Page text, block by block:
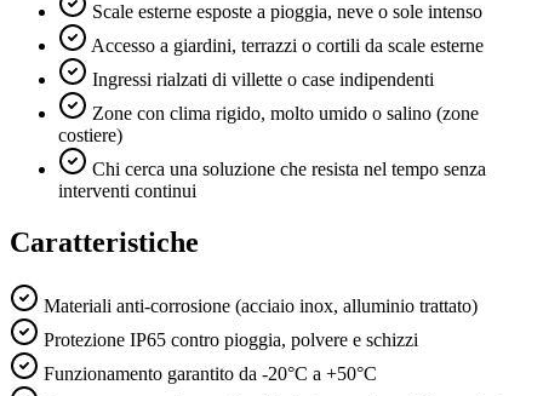
Scale esterne esposte a pioggia, neve o sole intenso
Accesso a giardini, terrazzi o cortili da scale esterne
Ingressi rialzati di villette o case indipendenti
Zone con clima rigido, molto umido o salino (zone
costiere)
Chi cerca una soluzione che resista nel tempo senza
interventi continui
Caratteristiche
Materiali anti-corrosione (acciaio inox, alluminio trattato)
Protezione IP65 contro pioggia, polvere e schizzi
Funzionamento garantito da -20°C a +50°C